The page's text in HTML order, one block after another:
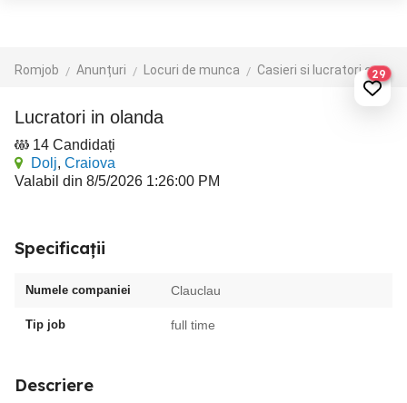
Romjob Anunțuri Locuri de munca Casieri si lucratori comerciali29
Lucratori in olanda
14 Candidați
Dolj, Craiova
Valabil din 8/5/2026 1:26:00 PM
Specificații
Numele companiei Clauclau
Tip job full time
Descriere